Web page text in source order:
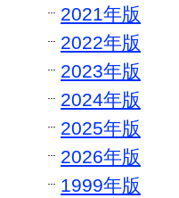
2021年版
2022年版
2023年版
2024年版
2025年版
2026年版
1999年版